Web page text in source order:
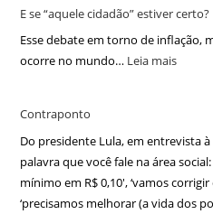
E se “aquele cidadão” estiver certo?
Esse debate em torno de inflação,
ocorre no mundo… Leia mais
Contraponto
Do presidente Lula, em entrevista à
palavra que você fale na área
mínimo em R$ 0,10′, ‘vamos
‘precisamos melhorar (a vida dos